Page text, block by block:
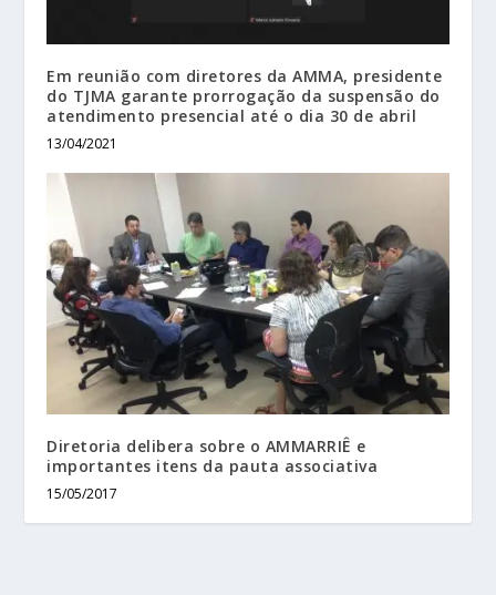
Em reunião com diretores da AMMA, presidente
do TJMA garante prorrogação da suspensão do
atendimento presencial até o dia 30 de abril
13/04/2021
Diretoria delibera sobre o AMMARRIÊ e
importantes itens da pauta associativa
15/05/2017